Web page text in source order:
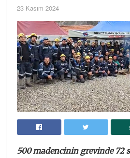
23 Kasım 2024
500 madencinin grevinde 72